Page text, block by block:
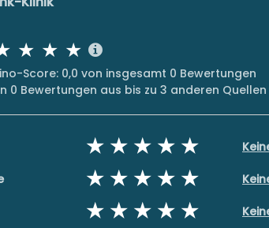
Score: 0,0 von insgesamt 0 Bewertungen
0 Bewertungen aus bis zu 3 anderen Quellen